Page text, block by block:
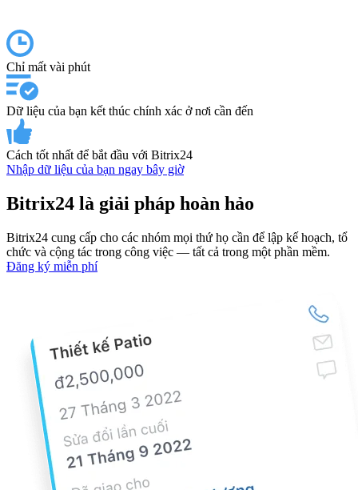
Chỉ mất vài phút
Dữ liệu của bạn kết thúc chính xác ở nơi cần đến
Cách tốt nhất để bắt đầu với Bitrix24
Nhập dữ liệu của bạn ngay bây giờ
Bitrix24 là giải pháp hoàn hảo
Bitrix24 cung cấp cho các nhóm mọi thứ họ cần để lập kế hoạch, tổ
chức và cộng tác trong công việc — tất cả trong một phần mềm.
Đăng ký miễn phí